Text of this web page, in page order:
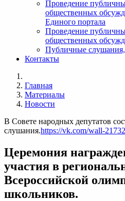
Проведение
общественных
Единого портала
Проведение
общественных
Публичные
Контакты
Главная
Материалы
Новости
В Совете народных депутатов
слушания.https://vk.com/wall-
Церемония
участия в
Всероссийской
школьников.